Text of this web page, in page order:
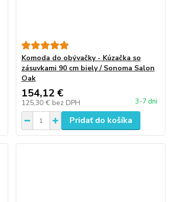
Komoda do obývačky - Kúzačka so
zásuvkami 90 cm biely / Sonoma Salon
Oak
154,12 €
125,30 € bez DPH 3-7 dni
Pridať do košíka